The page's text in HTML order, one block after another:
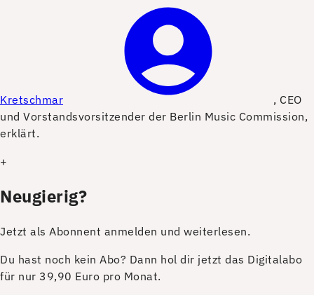
Kretschmar
, CEO
und Vorstandsvorsitzender der Berlin Music Commission,
erklärt.
+
Neugierig?
Jetzt als Abonnent anmelden und weiterlesen.
Du hast noch kein Abo? Dann hol dir jetzt das Digitalabo
für nur 39,90 Euro pro Monat.